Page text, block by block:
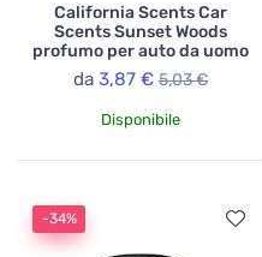
California Scents Car
Scents Sunset Woods
profumo per auto da uomo
da 3,87 € 5,03 €
Disponibile
-34%